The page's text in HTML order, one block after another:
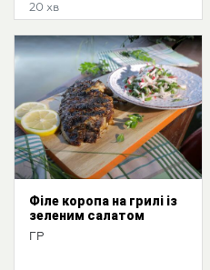
20 хв
Філе коропа на грилі із
зеленим салатом
ГР